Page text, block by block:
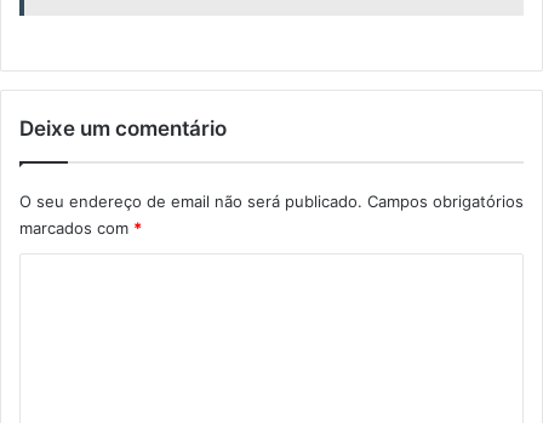
Deixe um comentário
O seu endereço de email não será publicado. Campos obrigatórios
marcados com *